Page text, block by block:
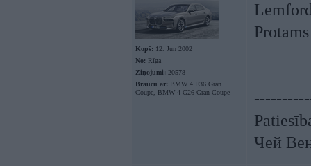
Kopš: 12. Jun 2002
No: Rīga
Ziņojumi: 20578
Braucu ar: BMW 4 F36 Gran
Coupe, BMW 4 G26 Gran Coupe
Чей